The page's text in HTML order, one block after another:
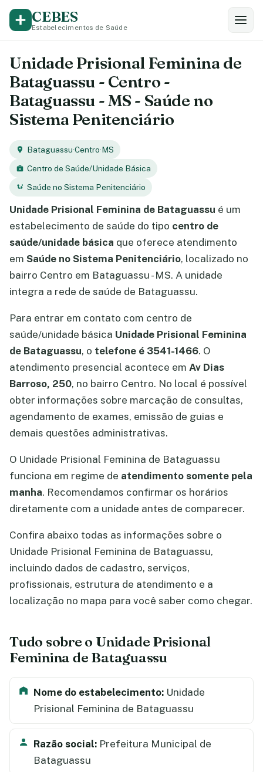
CEBES
Estabelecimentos de Saúde
Unidade Prisional Feminina de
Bataguassu - Centro -
Bataguassu - MS - Saúde no
Sistema Penitenciário
Bataguassu·Centro·MS
Centro de Saúde/Unidade Básica
Saúde no Sistema Penitenciário
Unidade Prisional Feminina de Bataguassu é um
estabelecimento de saúde do tipo centro de
saúde/unidade básica que oferece atendimento
em Saúde no Sistema Penitenciário, localizado no
bairro Centro em Bataguassu - MS. A unidade
integra a rede de saúde de Bataguassu.
Para entrar em contato com centro de
saúde/unidade básica Unidade Prisional Feminina
de Bataguassu, o telefone é 3541-1466. O
atendimento presencial acontece em Av Dias
Barroso, 250, no bairro Centro. No local é possível
obter informações sobre marcação de consultas,
agendamento de exames, emissão de guias e
demais questões administrativas.
O Unidade Prisional Feminina de Bataguassu
funciona em regime de atendimento somente pela
manha. Recomendamos confirmar os horários
diretamente com a unidade antes de comparecer.
Confira abaixo todas as informações sobre o
Unidade Prisional Feminina de Bataguassu,
incluindo dados de cadastro, serviços,
profissionais, estrutura de atendimento e a
localização no mapa para você saber como chegar.
Tudo sobre o Unidade Prisional
Feminina de Bataguassu
Nome do estabelecimento: Unidade
Prisional Feminina de Bataguassu
Razão social: Prefeitura Municipal de
Bataguassu